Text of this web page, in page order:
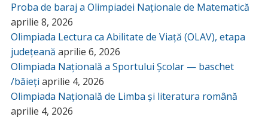
Proba de baraj a Olimpiadei Naționale de Matematică
aprilie 8, 2026
Olimpiada Lectura ca Abilitate de Viață (OLAV), etapa
județeană aprilie 6, 2026
Olimpiada Națională a Sportului Școlar — baschet
/băieți aprilie 4, 2026
Olimpiada Națională de Limba și literatura română
aprilie 4, 2026